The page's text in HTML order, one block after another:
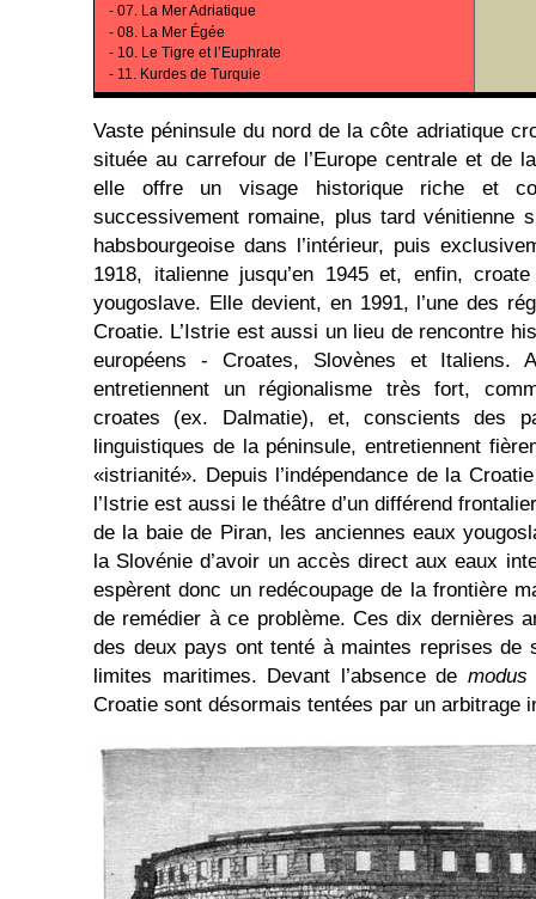
- 07. La Mer Adriatique
- 08. La Mer Égée
- 10. Le Tigre et l’Euphrate
- 11. Kurdes de Turquie
Vaste péninsule du nord de la côte adriatique
située au carrefour de l’Europe centrale et de
elle offre un visage historique riche et
successivement romaine, plus tard vénitienne
habsbourgeoise dans l’intérieur, puis
1918, italienne jusqu’en 1945 et, enfin,
yougoslave. Elle devient, en 1991, l’une des
Croatie. L’Istrie est aussi un lieu de rencontre
européens - Croates, Slovènes et Italiens.
entretiennent un régionalisme très fort,
croates (ex. Dalmatie), et, conscients des
linguistiques de la péninsule, entretiennent
«istrianité». Depuis l’indépendance de la
l’Istrie est aussi le théâtre d’un différend
de la baie de Piran, les anciennes eaux
la Slovénie d’avoir un accès direct aux eaux
espèrent donc un redécoupage de la frontière
de remédier à ce problème. Ces dix dernières
des deux pays ont tenté à maintes reprises de
limites maritimes. Devant l’absence de modus
Croatie sont désormais tentées par un arbitrage